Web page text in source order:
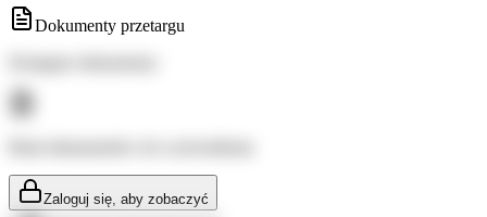
Dokumenty przetargu
Zaloguj się, aby zobaczyć